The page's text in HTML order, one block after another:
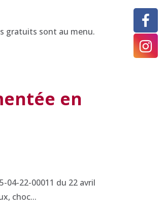
gratuits sont au menu.
en
04-22-00011 du 22 avril
choc...